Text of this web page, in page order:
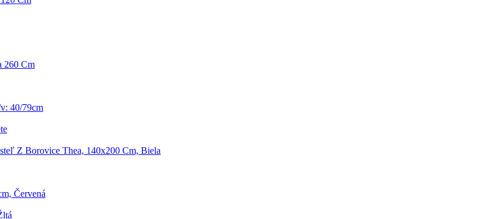
260 Cm
40/79cm
Z Borovice Thea, 140x200 Cm, Biela
Červená